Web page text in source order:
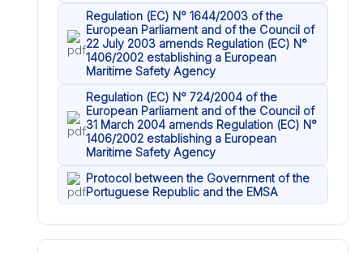
Regulation (EC) N° 1644/2003 of the
European Parliament and of the Council of
22 July 2003 amends Regulation (EC) N°
1406/2002 establishing a European
Maritime Safety Agency
Regulation (EC) N° 724/2004 of the
European Parliament and of the Council of
31 March 2004 amends Regulation (EC) N°
1406/2002 establishing a European
Maritime Safety Agency
Protocol between the Government of the
Portuguese Republic and the EMSA